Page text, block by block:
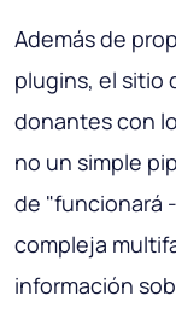
Además de
plugins, el sitio
donantes con
no un simple
de "funcionará
compleja
información